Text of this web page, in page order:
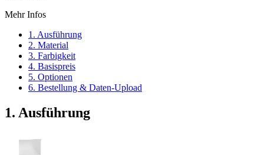
Mehr Infos
1. Ausführung
2. Material
3. Farbigkeit
4. Basispreis
5. Optionen
6. Bestellung & Daten-Upload
1. Ausführung